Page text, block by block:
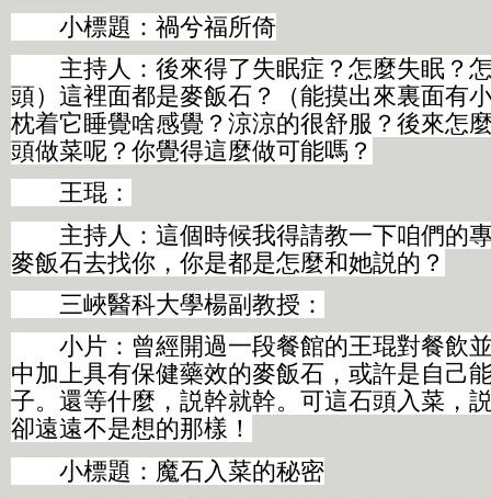
小標題：禍兮福所倚
主持人：後來得了失眠症？怎麼失眠？
頭）這裡面都是麥飯石？（能摸出來裏面有
枕着它睡覺啥感覺？涼涼的很舒服？後來怎
頭做菜呢？你覺得這麼做可能嗎？
王琨：
主持人：這個時候我得請教一下咱們的
麥飯石去找你，你是都是怎麼和她説的？
三峽醫科大學楊副教授：
小片：曾經開過一段餐館的王琨對餐飲
中加上具有保健藥效的麥飯石，或許是自己
子。還等什麼，説幹就幹。可這石頭入菜，
卻遠遠不是想的那樣！
小標題：魔石入菜的秘密